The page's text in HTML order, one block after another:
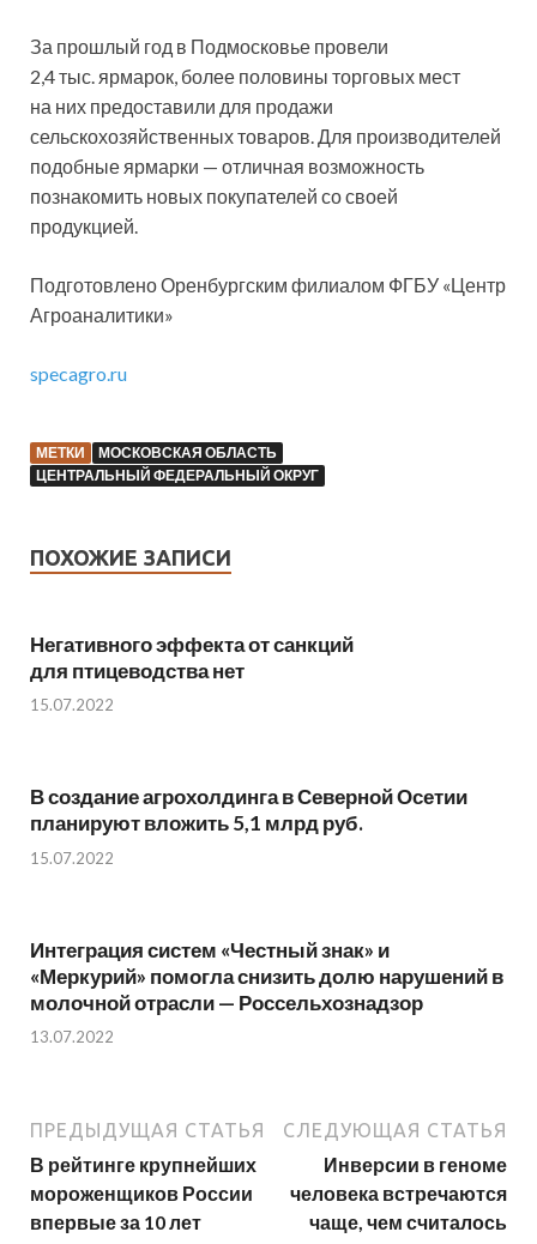
За прошлый год в Подмосковье провели
2,4 тыс. ярмарок, более половины торговых мест
на них предоставили для продажи
сельскохозяйственных товаров. Для производителей
подобные ярмарки — отличная возможность
познакомить новых покупателей со своей
продукцией.
Подготовлено Оренбургским филиалом ФГБУ «Центр
Агроаналитики»
specagro.ru
МЕТКИ
МОСКОВСКАЯ ОБЛАСТЬ
ЦЕНТРАЛЬНЫЙ ФЕДЕРАЛЬНЫЙ ОКРУГ
ПОХОЖИЕ ЗАПИСИ
Негативного эффекта от санкций
для птицеводства нет
15.07.2022
В создание агрохолдинга в Северной Осетии
планируют вложить 5,1 млрд руб.
15.07.2022
Интеграция систем «Честный знак» и
«Меркурий» помогла снизить долю нарушений в
молочной отрасли — Россельхознадзор
13.07.2022
ПРЕДЫДУЩАЯ СТАТЬЯ
В рейтинге крупнейших
мороженщиков России
впервые за 10 лет
СЛЕДУЮЩАЯ СТАТЬЯ
Инверсии в геноме
человека встречаются
чаще, чем считалось